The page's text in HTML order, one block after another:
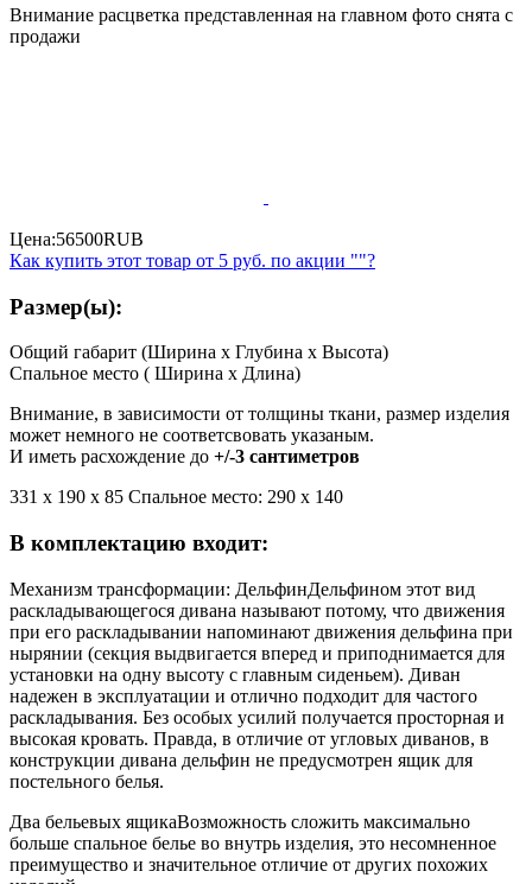
Внимание расцветка представленная на главном фото снята с
продажи
Цена:56500RUB
Как купить этот товар от 5 руб. по акции ""?
Размер(ы):
Общий габарит (Ширина x Глубина x Высота)
Спальное место ( Ширина x Длина)
Внимание, в зависимости от толщины ткани, размер изделия
может немного не соответсвовать указаным.
И иметь расхождение до +/-3 сантиметров
331 х 190 x 85 Спальное место: 290 х 140
В комплектацию входит:
Механизм трансформации: ДельфинДельфином этот вид
раскладывающегося дивана называют потому, что движения
при его раскладывании напоминают движения дельфина при
нырянии (секция выдвигается вперед и приподнимается для
установки на одну высоту с главным сиденьем). Диван
надежен в эксплуатации и отлично подходит для частого
раскладывания. Без особых усилий получается просторная и
высокая кровать. Правда, в отличие от угловых диванов, в
конструкции дивана дельфин не предусмотрен ящик для
постельного белья.
Два бельевых ящикаВозможность сложить максимально
больше спальное белье во внутрь изделия, это несомненное
преимущество и значительное отличие от других похожих